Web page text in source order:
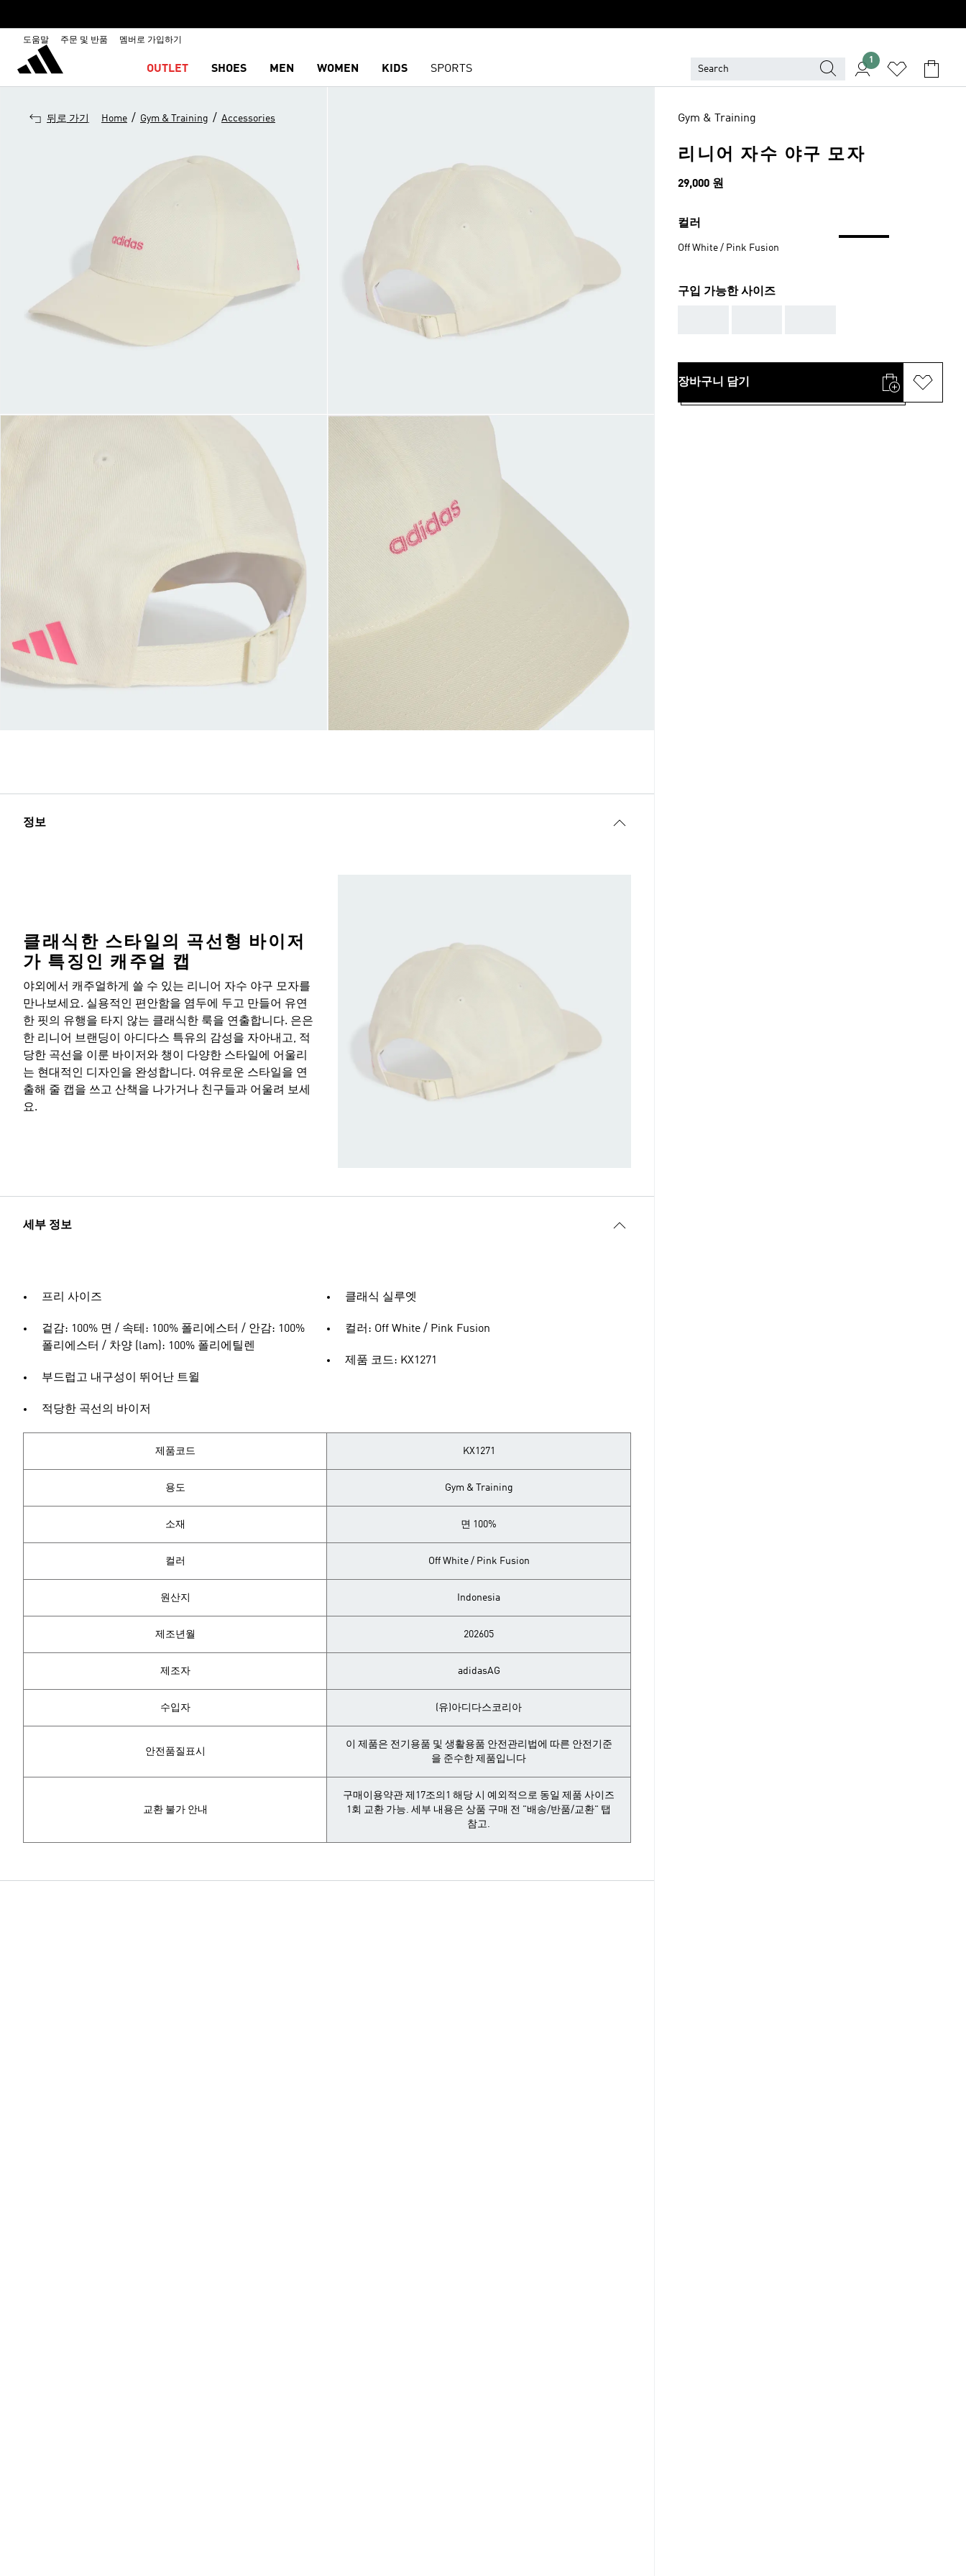
도움말 주문 및 반품 멤버로 가입하기
OUTLET SHOES MEN WOMEN KIDS SPORTS
1
뒤로 가기 Home / Gym & Training / Accessories
정보
클래식한 스타일의 곡선형 바이저
가 특징인 캐주얼 캡
야외에서 캐주얼하게 쓸 수 있는 리니어 자수 야구 모자를
만나보세요. 실용적인 편안함을 염두에 두고 만들어 유연
한 핏의 유행을 타지 않는 클래식한 룩을 연출합니다. 은은
한 리니어 브랜딩이 아디다스 특유의 감성을 자아내고, 적
당한 곡선을 이룬 바이저와 챙이 다양한 스타일에 어울리
는 현대적인 디자인을 완성합니다. 여유로운 스타일을 연
출해 줄 캡을 쓰고 산책을 나가거나 친구들과 어울려 보세
요.
세부 정보
프리 사이즈
겉감: 100% 면 / 속테: 100% 폴리에스터 / 안감: 100%
폴리에스터 / 차양 (lam): 100% 폴리에틸렌
부드럽고 내구성이 뛰어난 트윌
적당한 곡선의 바이저
클래식 실루엣
컬러: Off White / Pink Fusion
제품 코드: KX1271
제품코드 KX1271
용도 Gym & Training
소재 면 100%
컬러 Off White / Pink Fusion
원산지 Indonesia
제조년월 202605
제조자 adidasAG
수입자 (유)아디다스코리아
안전품질표시
이 제품은 전기용품 및 생활용품 안전관리법에 따른 안전기준
을 준수한 제품입니다
교환 불가 안내
구매이용약관 제17조의1 해당 시 예외적으로 동일 제품 사이즈
1회 교환 가능. 세부 내용은 상품 구매 전 "배송/반품/교환" 탭
참고.
Gym & Training
리니어 자수 야구 모자
가격
29,000 원
컬러
Off White / Pink Fusion
구입 가능한 사이즈
장바구니 담기